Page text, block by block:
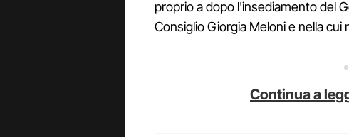
proprio a dopo l'insediamento del
Consiglio Giorgia Meloni e nella
Continua a